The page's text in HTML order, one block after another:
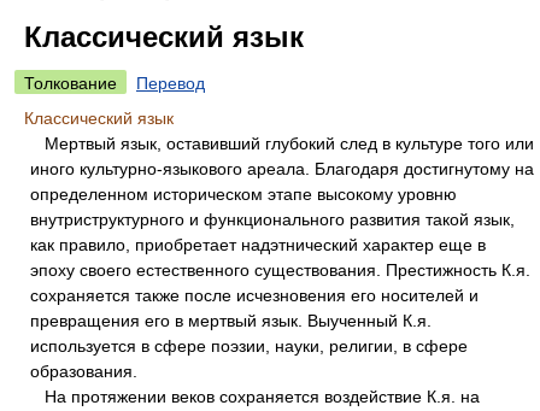
Классический язык
Толкование
Перевод
Классический язык
Мертвый язык, оставивший глубокий след в культуре того или
иного культурно-языкового ареала. Благодаря достигнутому на
определенном историческом этапе высокому уровню
внутриструктурного и функционального развития такой язык,
как правило, приобретает надэтнический характер еще в
эпоху своего естественного существования. Престижность К.я.
сохраняется также после исчезновения его носителей и
превращения его в мертвый язык. Выученный К.я.
используется в сфере поэзии, науки, религии, в сфере
образования.
На протяжении веков сохраняется воздействие К.я. на